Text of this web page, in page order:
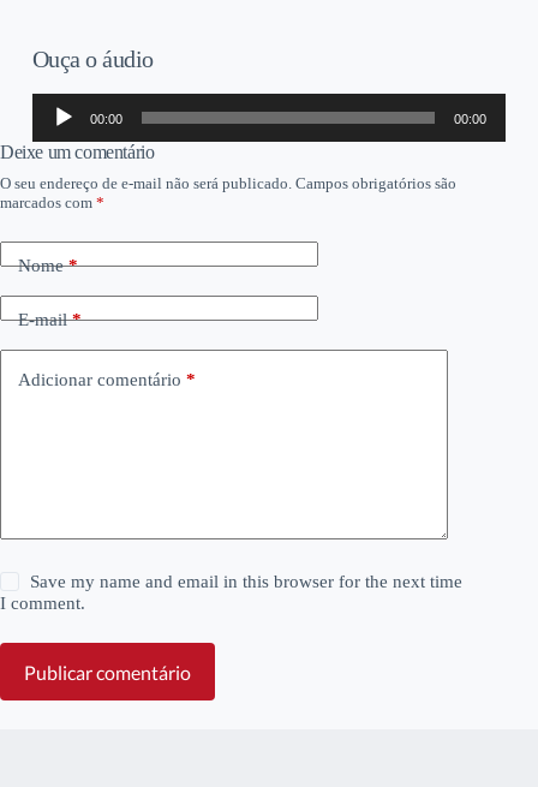
Ouça o áudio
Tocador
áudio
00:00 00:00
Deixe um comentário
O seu endereço de e-mail não será publicado. Campos obrigatórios são
marcados com *
Nome*
E-mail*
Adicionar comentário *
Save my name and email in this browser for the next time
I comment.
Publicar comentário